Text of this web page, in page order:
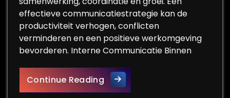
effectieve communicatiestrategie kan de
productiviteit verhogen, conflicten
verminderen en een positieve werkomgeving
bevorderen. Interne Communicatie Binnen
Continue ReadingOptimaliseer Interne